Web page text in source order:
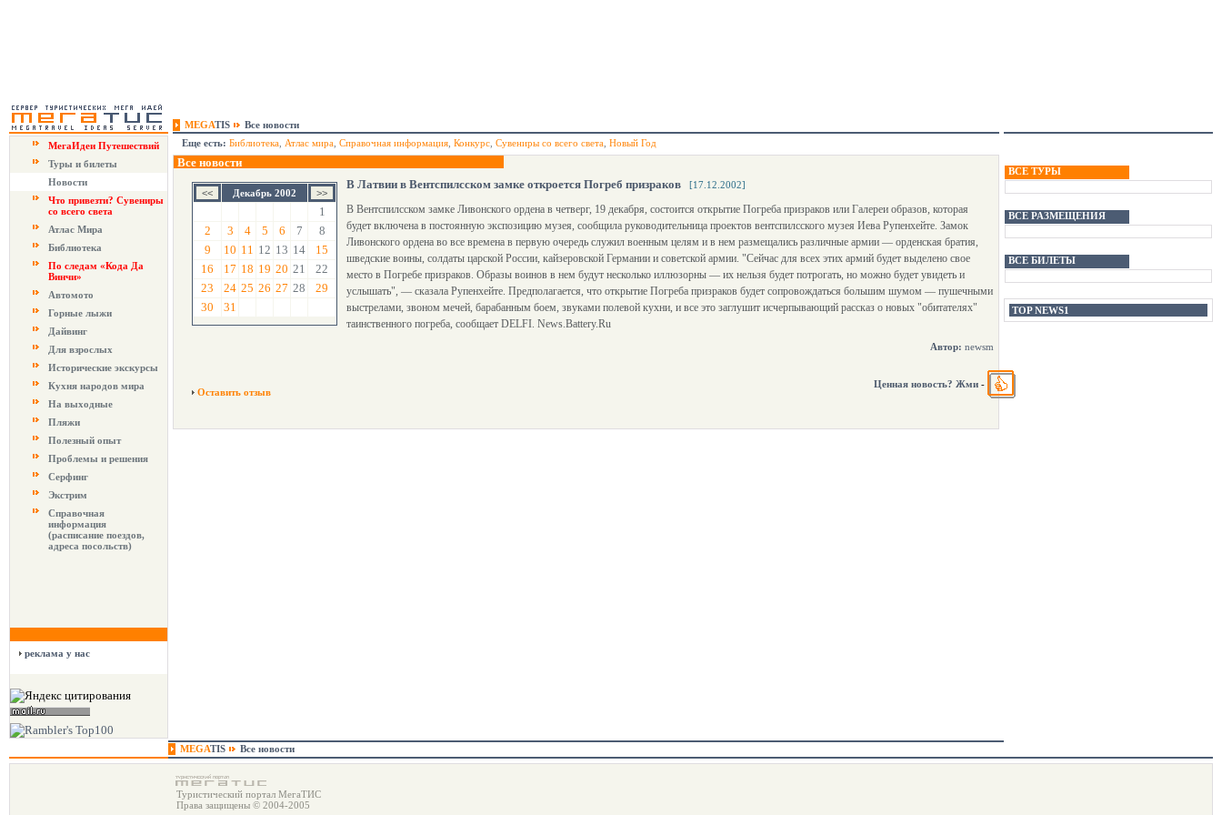
MEGATIS
Все новости
МегаИдеи Путешествий
Туры и билеты
Новости
Что привезти? Сувениры
со всего света
Атлас Мира
Библиотека
По следам «Кода Да
Винчи»
Автомото
Горные лыжи
Дайвинг
Для взрослых
Исторические экскурсы
Кухня народов мира
На выходные
Пляжи
Полезный опыт
Проблемы и решения
Серфинг
Экстрим
Справочная
информация
(расписание поездов,
адреса посольств)
реклама у нас
Еще есть: Библиотека Атлас мира Справочная информация Конкурс Сувениры со всего света Новый Год
Все новости
Декабрь 2002
1
2
3 4 5 6 7
8
9
10 11 12 13 14
15
16
17 18 19 20 21
22
23
24 25 26 27 28
29
30
31
В Латвии в Вентспилсском замке откроется Погреб призраков [17.12.2002]
В Вентспилсском замке Ливонского ордена в четверг, 19 декабря, состоится открытие Погреба призраков или Галереи образов, которая
будет включена в постоянную экспозицию музея, сообщила руководительница проектов вентспилсского музея Иева Рупенхейте. Замок
Ливонского ордена во все времена в первую очередь служил военным целям и в нем размещались различные армии — орденская братия,
шведские воины, солдаты царской России, кайзеровской Германии и советской армии. "Сейчас для всех этих армий будет выделено свое
место в Погребе призраков. Образы воинов в нем будут несколько иллюзорны — их нельзя будет потрогать, но можно будет увидеть и
услышать", — сказала Рупенхейте. Предполагается, что открытие Погреба призраков будет сопровождаться большим шумом — пушечными
выстрелами, звоном мечей, барабанным боем, звуками полевой кухни, и все это заглушит исчерпывающий рассказ о новых "обитателях"
таинственного погреба, сообщает DELFI. News.Battery.Ru
Автор: newsm
Оставить отзыв
Ценная новость? Жми -
ВСЕ ТУРЫ
ВСЕ РАЗМЕЩЕНИЯ
ВСЕ БИЛЕТЫ
TOP NEWS1
MEGATIS Все новости
Туристический портал МегаТИС
Права защищены © 2004-2005